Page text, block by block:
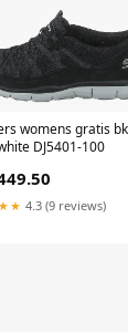
womens gratis
DJ5401-100
4.3 (9 reviews)